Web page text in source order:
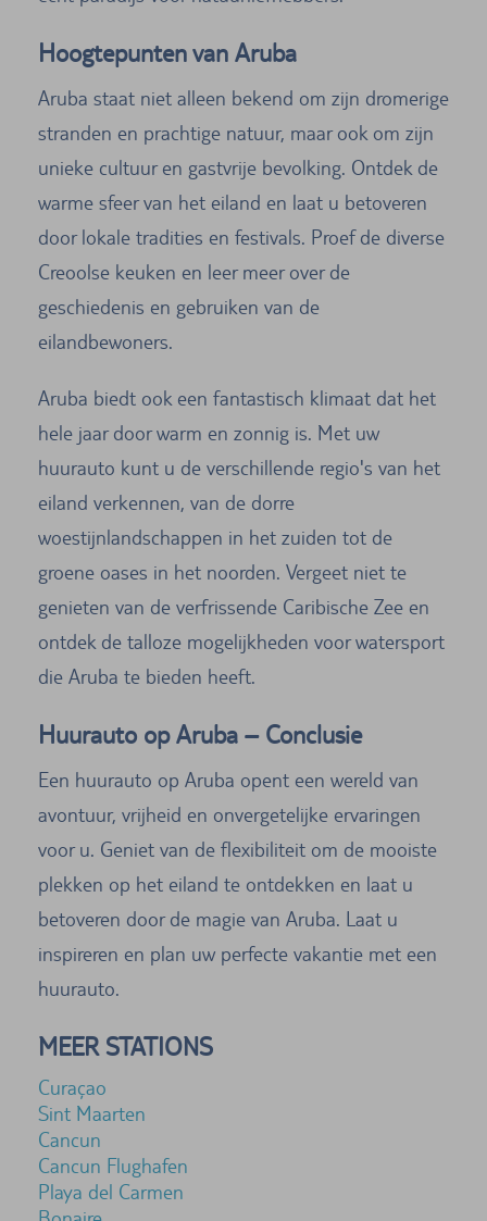
Hoogtepunten van Aruba
Aruba staat niet alleen bekend om zijn dromerige
stranden en prachtige natuur, maar ook om zijn
unieke cultuur en gastvrije bevolking. Ontdek de
warme sfeer van het eiland en laat u betoveren
door lokale tradities en festivals. Proef de diverse
Creoolse keuken en leer meer over de
geschiedenis en gebruiken van de
eilandbewoners.
Aruba biedt ook een fantastisch klimaat dat het
hele jaar door warm en zonnig is. Met uw
huurauto kunt u de verschillende regio's van het
eiland verkennen, van de dorre
woestijnlandschappen in het zuiden tot de
groene oases in het noorden. Vergeet niet te
genieten van de verfrissende Caribische Zee en
ontdek de talloze mogelijkheden voor watersport
die Aruba te bieden heeft.
Huurauto op Aruba – Conclusie
Een huurauto op Aruba opent een wereld van
avontuur, vrijheid en onvergetelijke ervaringen
voor u. Geniet van de flexibiliteit om de mooiste
plekken op het eiland te ontdekken en laat u
betoveren door de magie van Aruba. Laat u
inspireren en plan uw perfecte vakantie met een
huurauto.
MEER STATIONS
Curaçao
Sint Maarten
Cancun
Cancun Flughafen
Playa del Carmen